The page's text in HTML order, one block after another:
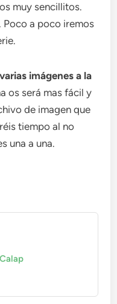
muy sencillitos.
Poco a poco iremos
imágenes a la
os será mas fácil y
de imagen que
tiempo al no
una a una.